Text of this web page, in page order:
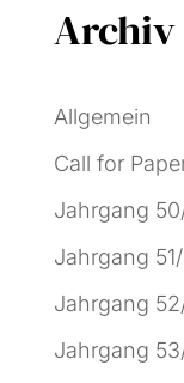
Allgemein
Call for
Jahrgang
Jahrgang
Jahrgang
Jahrgang